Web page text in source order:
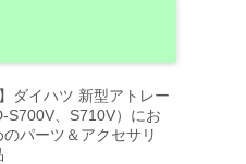
】ダイハツ 新型アトレー
S700V、S710V）にお
のパーツ＆アクセサリ